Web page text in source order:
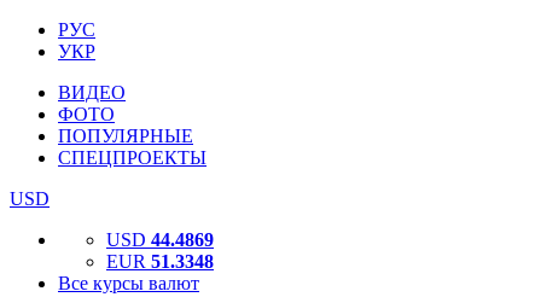
РУС
УКР
ВИДЕО
ФОТО
ПОПУЛЯРНЫЕ
СПЕЦПРОЕКТЫ
USD
USD 44.4869
EUR 51.3348
Все курсы валют